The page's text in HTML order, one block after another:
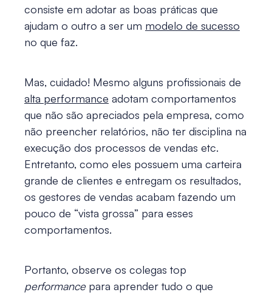
consiste em adotar as boas práticas que
ajudam o outro a ser um modelo de sucesso
no que faz.
Mas, cuidado! Mesmo alguns profissionais de
alta performance adotam comportamentos
que não são apreciados pela empresa, como
não preencher relatórios, não ter disciplina na
execução dos processos de vendas etc.
Entretanto, como eles possuem uma carteira
grande de clientes e entregam os resultados,
os gestores de vendas acabam fazendo um
pouco de “vista grossa” para esses
comportamentos.
Portanto, observe os colegas top
performancepara aprender tudo o que